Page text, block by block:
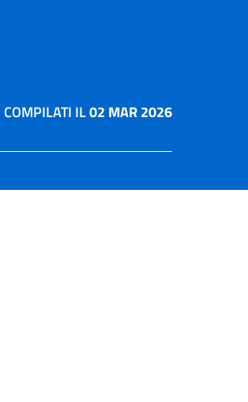
COMPILATI IL02 MAR 2026